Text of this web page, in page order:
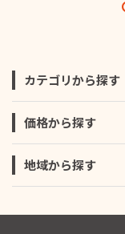
カテゴリから探す
価格から探す
地域から探す